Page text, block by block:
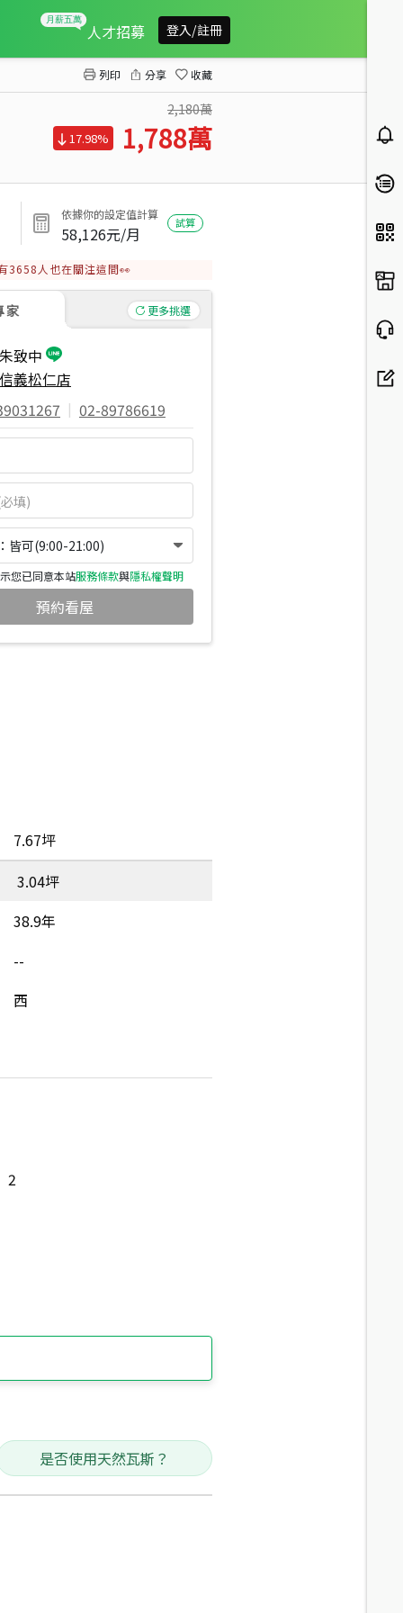
人才招募 登入/註冊
列印 分享 收藏
2,180萬
17.98% 1,788萬
依據你的設定值計算
58,126元/月
試算
3658 人也在關注這間👀
家 更多挑選
朱致中
信義松仁店
| 02-89786619
皆可(9:00-21:00)
您已同意本站服務條款與隱私權聲明
預約看屋
7.67坪
3.04坪
38.9年
--
西
2
是否使用天然瓦斯？